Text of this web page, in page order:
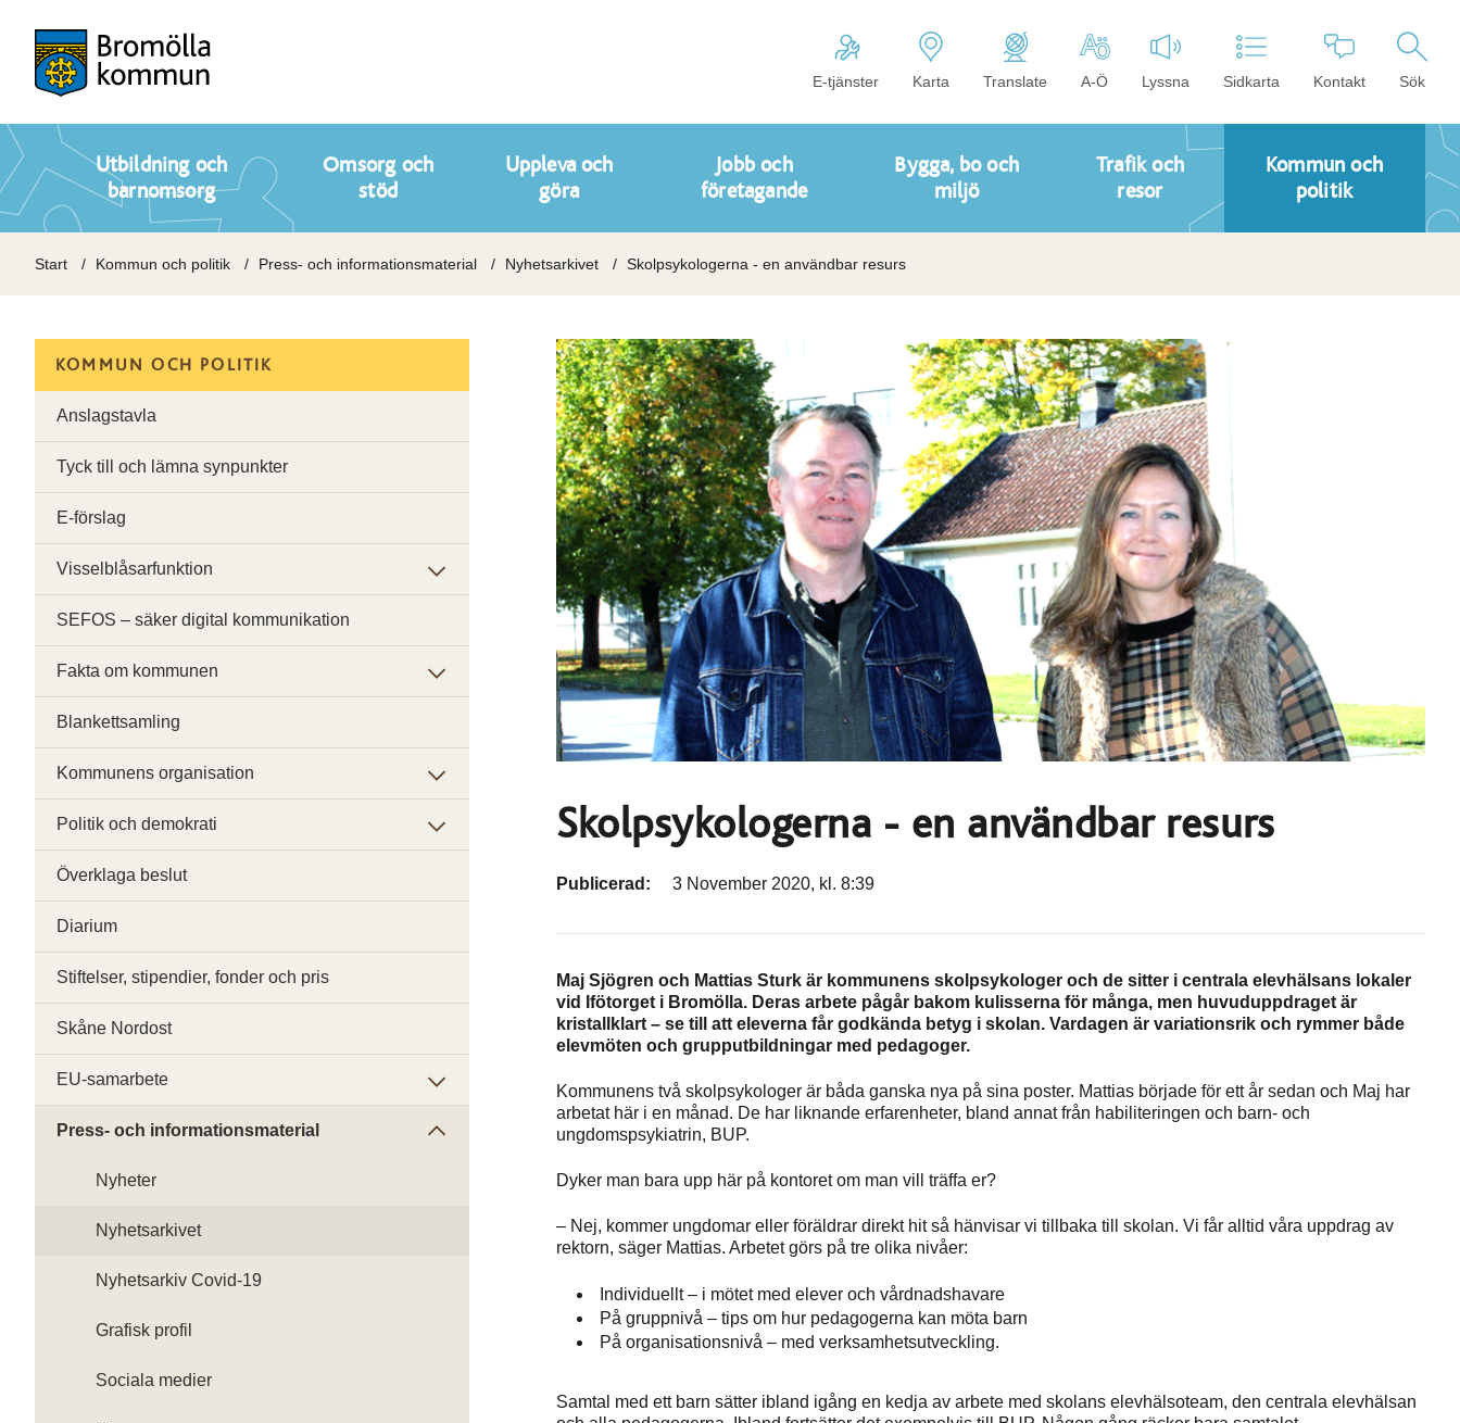
E-tjänster Karta Translate A-Ö Lyssna Sidkarta Kontakt Sök
Utbildning och
barnomsorg
Omsorg och
stöd
Uppleva och
göra
Jobb och
företagande
Bygga, bo och
miljö
Trafik och
resor
Kommun och
politik
Start Kommun och politik Press- och informationsmaterial Nyhetsarkivet Skolpsykologerna - en användbar resurs
Skolpsykologerna - en användbar resurs
Publicerad: 3 November 2020, kl. 8:39
Maj Sjögren och Mattias Sturk är kommunens skolpsykologer och de sitter i centrala elevhälsans lokaler
vid Ifötorget i Bromölla. Deras arbete pågår bakom kulisserna för många, men huvuduppdraget är
kristallklart – se till att eleverna får godkända betyg i skolan. Vardagen är variationsrik och rymmer både
elevmöten och grupputbildningar med pedagoger.
Kommunens två skolpsykologer är båda ganska nya på sina poster. Mattias började för ett år sedan och Maj har
arbetat här i en månad. De har liknande erfarenheter, bland annat från habiliteringen och barn- och
ungdomspsykiatrin, BUP.
Dyker man bara upp här på kontoret om man vill träffa er?
– Nej, kommer ungdomar eller föräldrar direkt hit så hänvisar vi tillbaka till skolan. Vi får alltid våra uppdrag av
rektorn, säger Mattias. Arbetet görs på tre olika nivåer:
Individuellt – i mötet med elever och vårdnadshavare
På gruppnivå – tips om hur pedagogerna kan möta barn
På organisationsnivå – med verksamhetsutveckling.
Samtal med ett barn sätter ibland igång en kedja av arbete med skolans elevhälsoteam, den centrala elevhälsan
KOMMUN OCH POLITIK
Anslagstavla
Tyck till och lämna synpunkter
E-förslag
Visselblåsarfunktion
SEFOS – säker digital kommunikation
Fakta om kommunen
Blankettsamling
Kommunens organisation
Politik och demokrati
Överklaga beslut
Diarium
Stiftelser, stipendier, fonder och pris
Skåne Nordost
EU-samarbete
Press- och informationsmaterial
Nyheter
Nyhetsarkivet
Nyhetsarkiv Covid-19
Grafisk profil
Sociala medier